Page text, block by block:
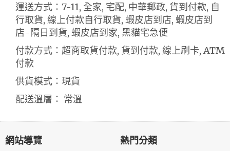
運送方式：7-11, 全家, 宅配, 中華郵政, 貨到付款, 自
行取貨, 線上付款自行取貨, 蝦皮店到店, 蝦皮店到
店-隔日到貨, 蝦皮店到家, 黑貓宅急便
付款方式：超商取貨付款, 貨到付款, 線上刷卡, ATM
付款
供貨模式：現貨
配送溫層： 常溫
網站導覽 熱門分類